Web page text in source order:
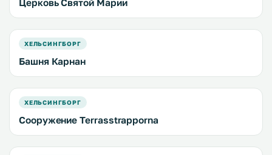
Церковь Святой Марии
ХЕЛЬСИНГБОРГ
Башня Карнан
ХЕЛЬСИНГБОРГ
Сооружение Terrasstrapporna